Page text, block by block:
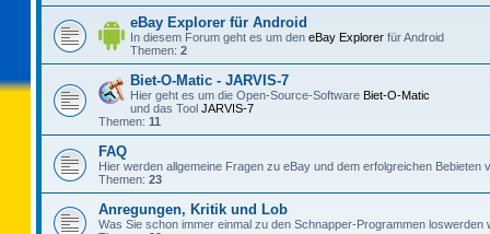
eBay Explorer für Android
In diesem Forum geht es um den eBay Explorer für Android
Themen: 2
Biet-O-Matic - JARVIS-7
Hier geht es um die Open-Source-Software Biet-O-Matic
und das Tool JARVIS-7
Themen: 11
FAQ
Hier werden allgemeine Fragen zu eBay und dem erfolgreichen Bebieten
Themen: 23
Anregungen, Kritik und Lob
Was Sie schon immer einmal zu den Schnapper-Programmen loswerden